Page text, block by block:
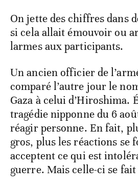
On jette des chiffres dans
si cela allait émouvoir ou
larmes aux participants.
Un ancien officier de
comparé l’autre jour le
Gaza à celui d’Hiroshima.
tragédie nipponne du 6
réagir personne. En fait,
gros, plus les réactions se
acceptent ce qui est
guerre. Mais celle-ci se fait